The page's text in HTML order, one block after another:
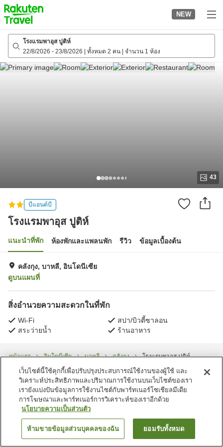
to
top
page
NEW
โรงแรมพาอุส ปูติห์
22/8/2026 - 23/8/2026 ทั้งหมด 2 คน จำนวน 1 ห้อง
43
บีแอนด์บี
โรงแรมพาอุส ปูติห์
แนะนำที่พัก ห้องพักและแพลนพัก รีวิว ข้อมูลเบื้องต้น
คลังกุง, บาหลี, อินโดนีเซีย
ดูบนแผนที่
สิ่งอำนวยความสะดวกในที่พัก
Wi-Fi
สปา/บิวตี้ซาลอน
สระว่ายน้ำ
ร้านอาหาร
หน้าแรก อินโดนีเซีย บาหลี คลังกุง โรงแรมพาอุส ปูติห์
ค้นหาห้องพัก
เว็บไซต์นี้ใช้คุกกี้เพื่อปรับปรุงประสบการณ์ใช้งานของผู้ใช้ และ
วิเคราะห์ประสิทธิภาพและปริมาณการใช้งานบนเว็บไซต์ของเรา
เรายังแบ่งปันข้อมูลการใช้งานไซต์กับพาร์ทเนอร์โซเชียลมีเดีย
การโฆษณาและพาร์ทเนอร์การวิเคราะห์ของเราอีกด้วย
นโยบายความเป็นส่วนตัว
ห้ามขายข้อมูลส่วนบุคคลของฉัน ยอมรับทั้งหมด